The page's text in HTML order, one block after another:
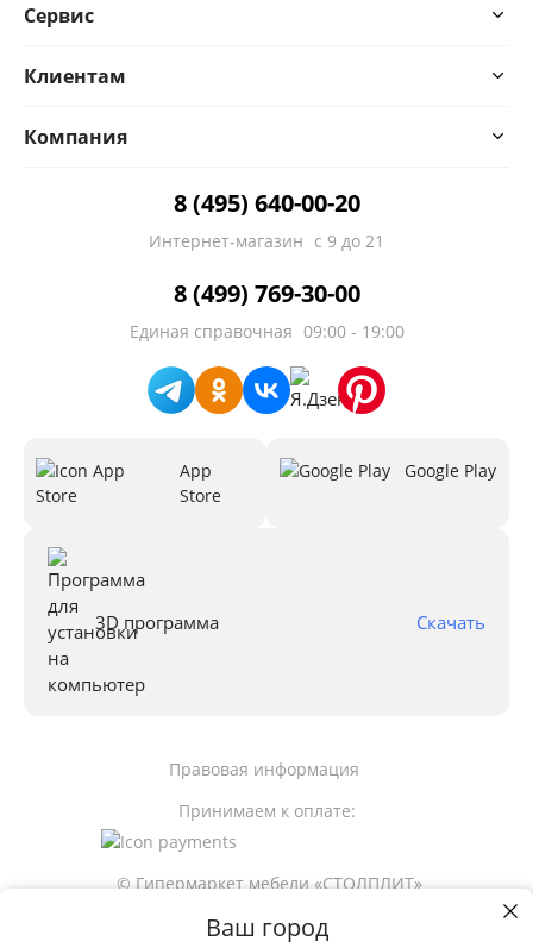
Ваш город
Сервис
Клиентам
Компания
8 (495) 640-00-20
Интернет-магазин с 9 до 21
8 (499) 769-30-00
Единая справочная 09:00 - 19:00
App
Store
Google Play
3D программа Скачать
© Гипермаркет мебели «СТОЛПЛИТ»
Принимаем к оплате:
Правовая информация